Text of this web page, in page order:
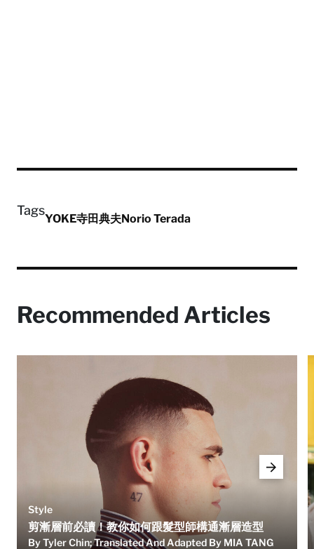
Tags
YOKE寺田典夫Norio Terada
Recommended Articles
Style
剪漸層前必讀！教你如何跟髮型師構通漸層造型
By Tyler Chin; Translated And Adapted By MIA TANG